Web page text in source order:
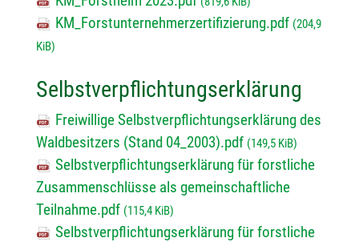
KM_Forstunternehmerzertifizierung.pdf (204,9
KiB)
Selbstverpflichtungserklärung
Freiwillige Selbstverpflichtungserklärung des
Waldbesitzers (Stand 04_2003).pdf (149,5 KiB)
Selbstverpflichtungserklärung für forstliche
Zusammenschlüsse als gemeinschaftliche
Teilnahme.pdf (115,4 KiB)
Selbstverpflichtungserklärung für forstliche